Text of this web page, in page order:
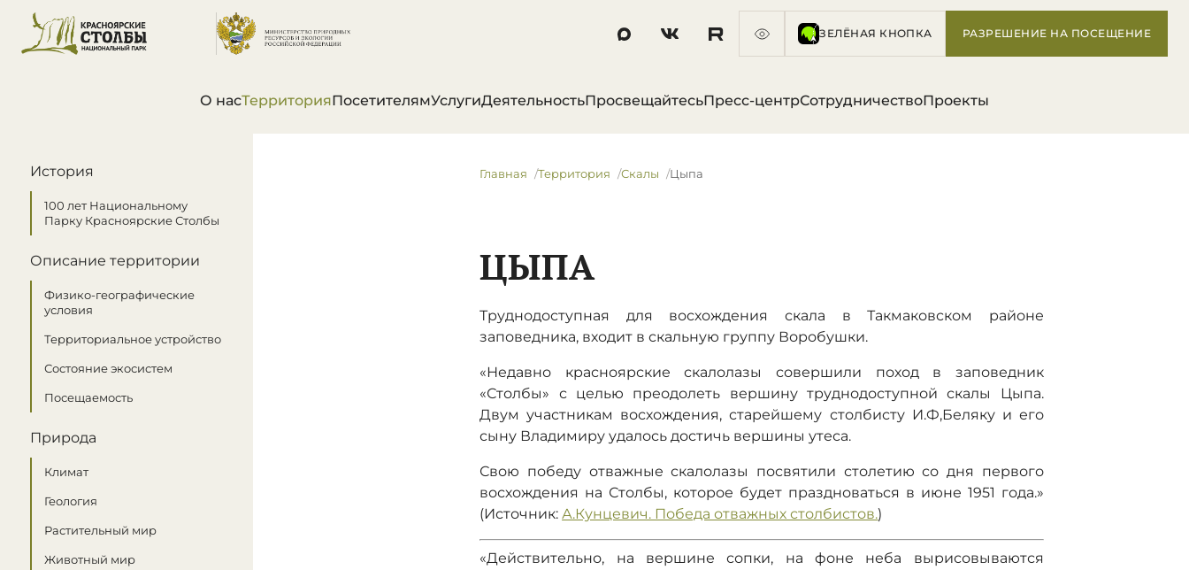
ЗЕЛЁНАЯ КНОПКА РАЗРЕШЕНИЕ НА ПОСЕЩЕНИЕ
О насТерриторияПосетителямУслугиДеятельностьПросвещайтесьПресс-центрСотрудничествоПроекты
В этом разделе
История
100 лет Национальному
Парку Красноярские Столбы
Описание территории
Физико-географические
условия
Территориальное устройство
Состояние экосистем
Посещаемость
Природа
Климат
Геология
Растительный мир
Животный мир
Главная Территория Скалы Цыпа
ЦЫПА
Труднодоступная для восхождения скала в Такмаковском районе
заповедника, входит в скальную группу Воробушки.
«Недавно красноярские скалолазы совершили поход в заповедник
«Столбы» с целью преодолеть вершину труднодоступной скалы Цыпа.
Двум участникам восхождения, старейшему столбисту И.Ф,Беляку и его
сыну Владимиру удалось достичь вершины утеса.
Свою победу отважные скалолазы посвятили столетию со дня первого
восхождения на Столбы, которое будет праздноваться в июне 1951 года.»
(Источник:А.Кунцевич. Победа отважных столбистов.)
«Действительно, на вершине сопки, на фоне неба вырисовываются